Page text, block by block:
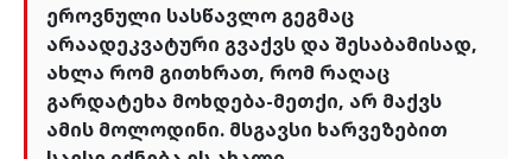
ეროვნული სასწავლო გეგმაც
არაადეკვატური გვაქვს და შესაბამისად,
ახლა რომ გითხრათ, რომ რაღაც
გარდატეხა მოხდება-მეთქი, არ მაქვს
ამის მოლოდინი. მსგავსი ხარვეზებით